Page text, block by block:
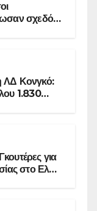
σχεδόν
ΛΔ Κονγκό:
1.830
για
στο Ελ